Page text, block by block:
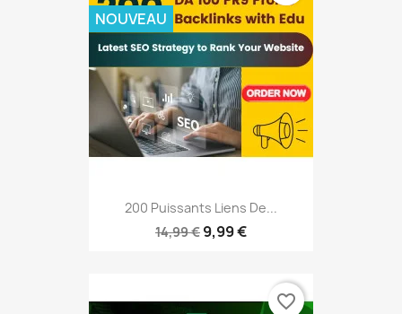
200 Puissants Liens De...
14,99 € 9,99 €
NOUVEAU
favorite_border